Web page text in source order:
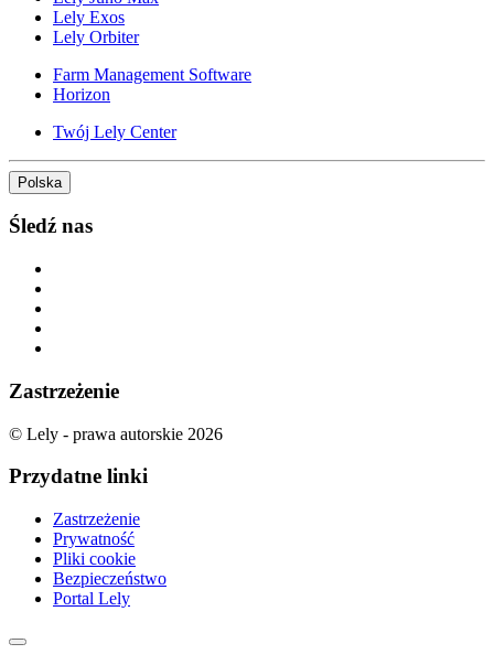
Lely Exos
Lely Orbiter
Farm Management Software
Horizon
Twój Lely Center
Polska
Śledź nas
Zastrzeżenie
© Lely - prawa autorskie 2026
Przydatne linki
Zastrzeżenie
Prywatność
Pliki cookie
Bezpieczeństwo
Portal Lely